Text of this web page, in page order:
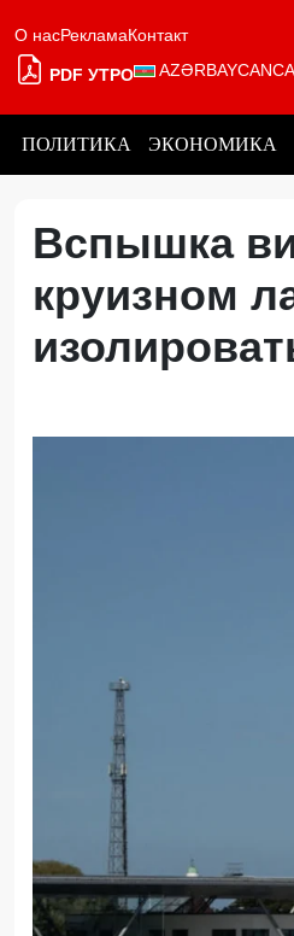
О насРекламаКонтакт
PDF УТРО AZƏRBAYCANCA
ПОЛИТИКА ЭКОНОМИКА
Вспышка
круизном